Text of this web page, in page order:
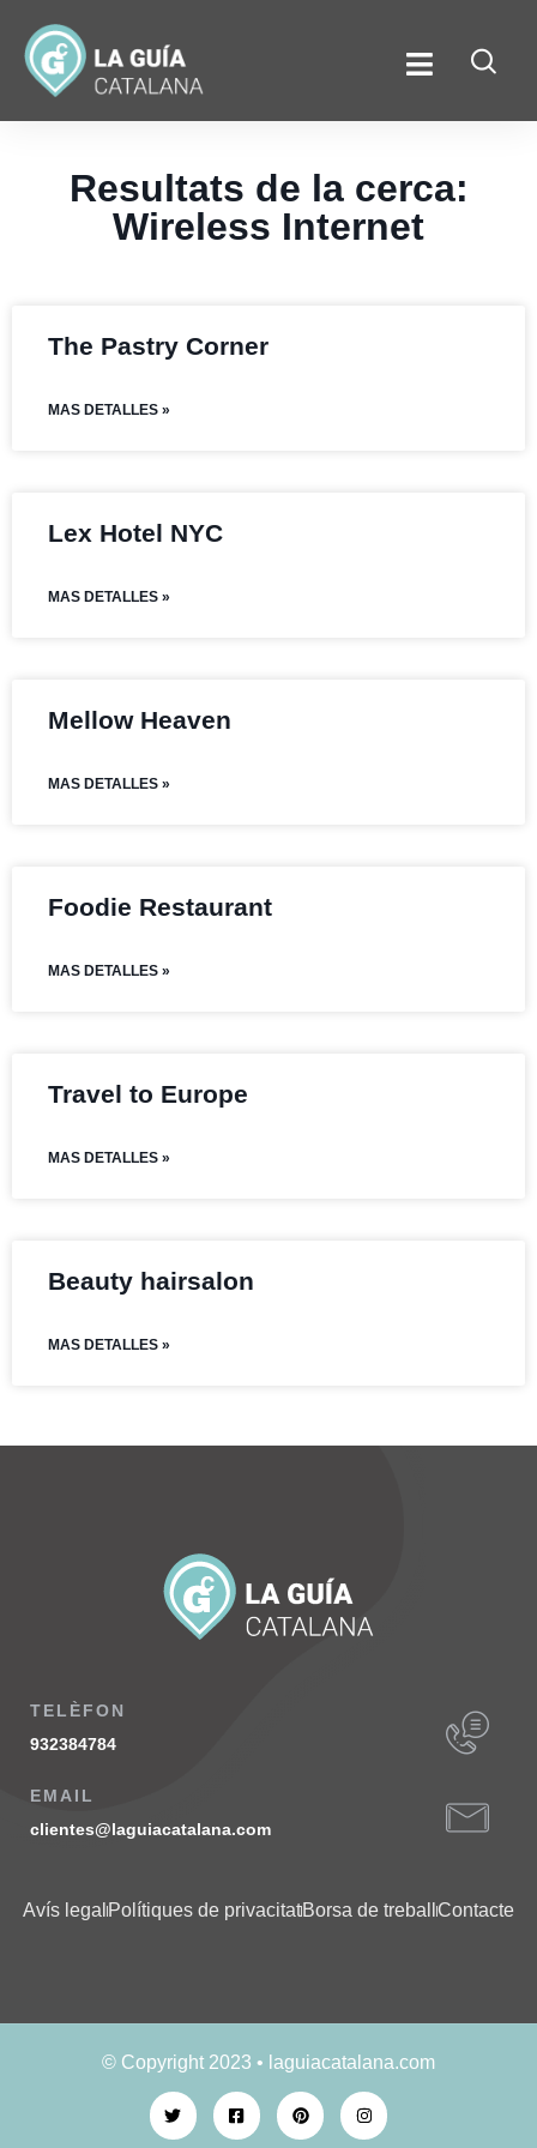
Resultats de la cerca:
Wireless Internet
The Pastry Corner
MAS DETALLES »
Lex Hotel NYC
MAS DETALLES »
Mellow Heaven
MAS DETALLES »
Foodie Restaurant
MAS DETALLES »
Travel to Europe
MAS DETALLES »
Beauty hairsalon
MAS DETALLES »
TELÈFON
932384784
EMAIL
clientes@laguiacatalana.com
Avís legal Polítiques de privacitatBorsa de treball Contacte
© Copyright 2023 • laguiacatalana.com